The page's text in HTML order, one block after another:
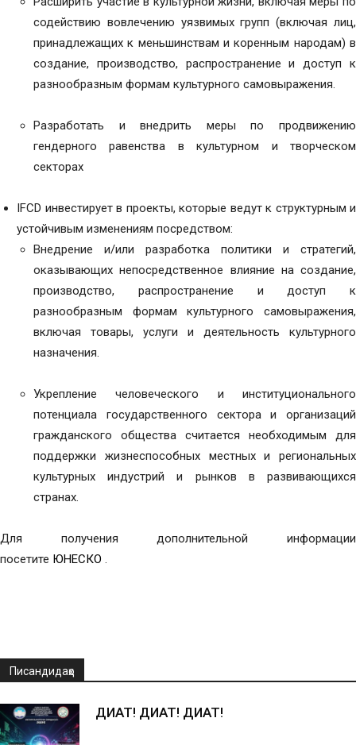
содействию вовлечению уязвимых групп (включая лиц,
принадлежащих к меньшинствам и коренным народам) в
создание, производство, распространение и доступ к
разнообразным формам культурного самовыражения.
Разработать и внедрить меры по продвижению
гендерного равенства в культурном и творческом
секторах
IFCD инвестирует в проекты, которые ведут к структурным и
устойчивым изменениям посредством:
Внедрение и/или разработка политики и стратегий,
оказывающих непосредственное влияние на создание,
производство, распространение и доступ к
разнообразным формам культурного самовыражения,
включая товары, услуги и деятельность культурного
назначения.
Укрепление человеческого и институционального
потенциала государственного сектора и организаций
гражданского общества считается необходимым для
поддержки жизнеспособных местных и региональных
культурных индустрий и рынков в развивающихся
странах.
Для получения дополнительной информации
посетите ЮНЕСКО .
Писандидаҳо
ДИҚҚАТ! ДИҚҚАТ! ДИҚҚАТ!